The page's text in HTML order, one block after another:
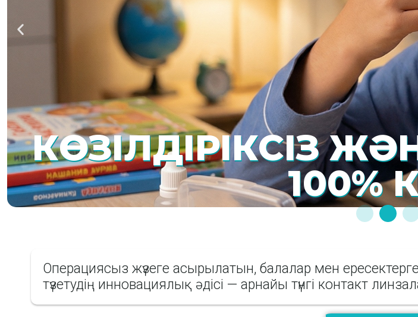
КӨЗІЛДІРІКСІЗ
100%
Операциясыз жүзеге асырылатын, балалар мен
түзетудің инновациялық әдісі — арнайы түнгі контакт